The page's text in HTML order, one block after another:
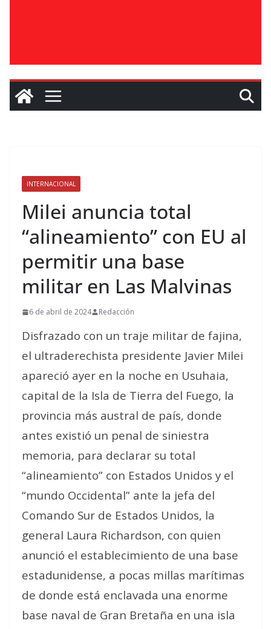
INTERNACIONAL
Milei anuncia total
“alineamiento” con EU al
permitir una base
militar en Las Malvinas
6 de abril de 2024 Redacción
Disfrazado con un traje militar de fajina,
el ultraderechista presidente Javier Milei
apareció ayer en la noche en Usuhaia,
capital de la Isla de Tierra del Fuego, la
provincia más austral de país, donde
antes existió un penal de siniestra
memoria, para declarar su total
“alineamiento” con Estados Unidos y el
“mundo Occidental” ante la jefa del
Comando Sur de Estados Unidos, la
general Laura Richardson, con quien
anunció el establecimiento de una base
estadunidense, a pocas millas marítimas
de donde está enclavada una enorme
base naval de Gran Bretaña en una isla